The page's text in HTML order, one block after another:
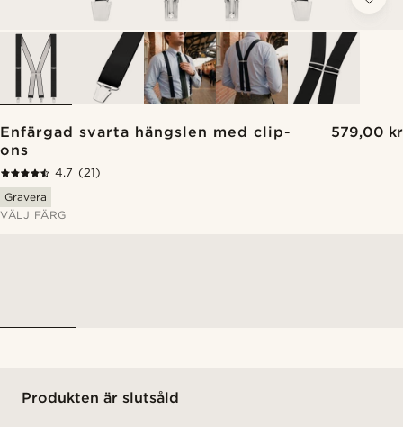
Enfärgad svarta hängslen med clip-
ons
579,00 kr
4.7 (21)
Gravera
VÄLJ FÄRG
Produkten är slutsåld